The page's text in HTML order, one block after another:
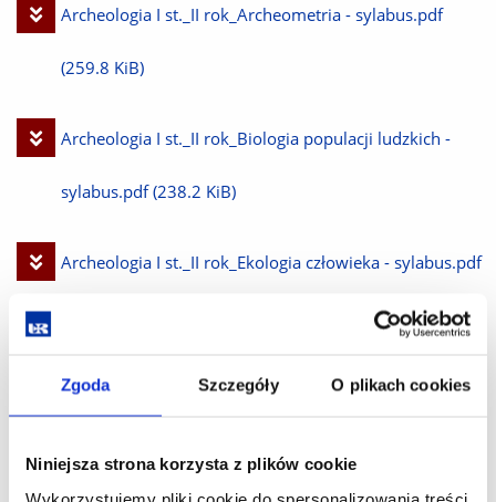
Zgoda Szczegóły O plikach cookies
Niniejsza strona korzysta z plików cookie
Wykorzystujemy pliki cookie do spersonalizowania treści
Pobierz
plik
Archeologia I st._II rok_Archeometria - sylabus.pdf
(259.8 KiB)
Pobierz
plik
Archeologia I st._II rok_Biologia populacji ludzkich -
sylabus.pdf (238.2 KiB)
Pobierz
Archeologia I st._II rok_Ekologia człowieka - sylabus.pdf
Pobierz
Archeologia I st._II rok_Konserwacja i dokumentacja